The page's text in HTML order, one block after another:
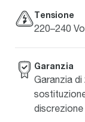
Tensione
220–240
Garanzia
Garanzia di
discrezione